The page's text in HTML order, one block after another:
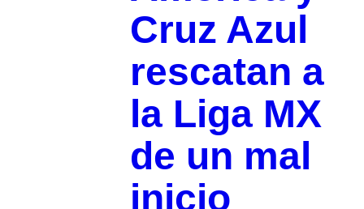
Cruz Azul
rescatan a
la Liga MX
de un mal
inicio